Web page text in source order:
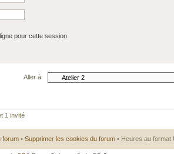
pour cette session
Aller à:
1 invité
forum • Supprimer les cookies du forum • Heures au format